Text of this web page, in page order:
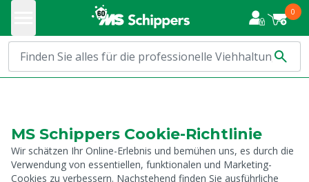
0
MS Schippers Cookie-Richtlinie
Wir schätzen Ihr Online-Erlebnis und bemühen uns, es durch die
Verwendung von essentiellen, funktionalen und Marketing-
Cookies zu verbessern. Nachstehend finden Sie ausführliche